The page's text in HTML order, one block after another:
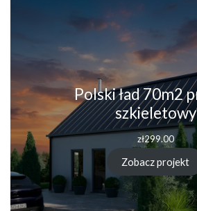
Polski ład 70m2
szkieletowy
zł299.00
Zobacz projekt